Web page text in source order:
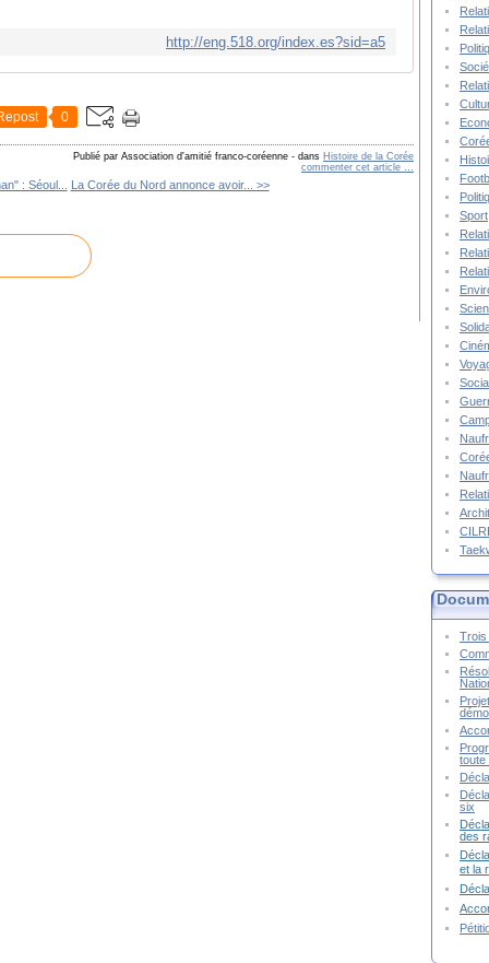
http://eng.518.org/index.es?sid=a5
0
Publié par Association d'amitié franco-coréenne - dans Histoire de la Corée
commenter cet article …
: Séoul... La Corée du Nord annonce avoir... >>
Sport
Trois
toute
six
des
et la